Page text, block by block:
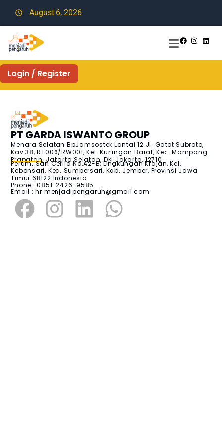
August 6, 2026
Login / Register
PT GARDA ISWANTO GROUP
Menara Selatan BpJamsostek Lantai 12 Jl. Gatot Subroto,
Kav.38, RT006/RW001, Kel. Kuningan Barat, Kec. Mampang
Prapatan, Jakarta Selatan, DKI Jakarta, 12710
Perum. San Cefila No.A2-B, Lingkungan Krajan, Kel.
Kebonsari, Kec. Sumbersari, Kab. Jember, Provinsi Jawa
Timur 68122 Indonesia
Phone : 0851-2426-9585
Email :hr.menjadipengaruh@gmail.com